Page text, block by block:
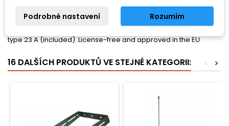
1000II, and Z-1020. Transmitter works up to a distance of 50 m
(depending on the room). 1 transmitter can control up to 6 units.
type 23 A (included). License-free and approved in the EU
16 DALŠÍCH PRODUKTŮ VE STEJNÉ KATEGORII: >
<
Podrobné nastavení Rozumím